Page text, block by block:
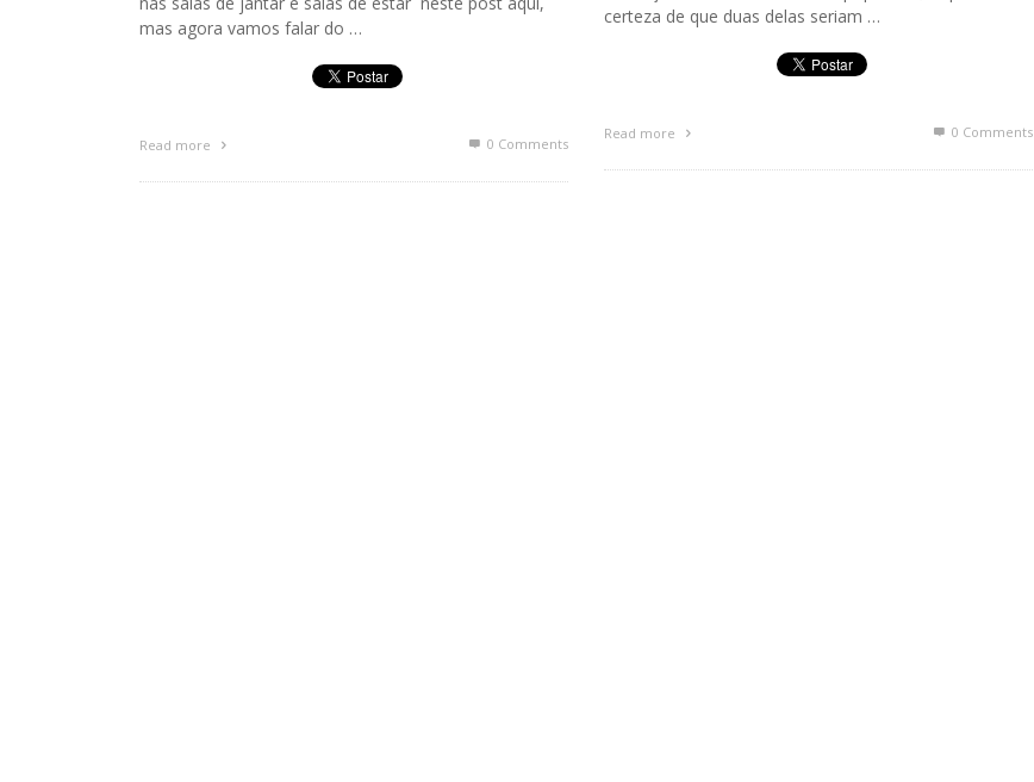
mas agora vamos falar do …
Read more 0 Comments
certeza de que duas delas seriam …
Read more 0 Comments